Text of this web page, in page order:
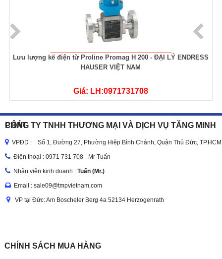
Lưu lượng kế điện từ Proline Promag H 200 - ĐẠI LÝ ENDRESS
HAUSER VIỆT NAM
Giá: LH:0971731708
CÔNG TY TNHH THƯƠNG MẠI VÀ DỊCH VỤ TĂNG MINH PHÁT
VPĐD : Số 1, Đường 27, Phường Hiệp Bình Chánh, Quận Thủ Đức, TP.HCM
Điện thoại : 0971 731 708 - Mr Tuấn
Nhân viên kinh doanh : Tuấn (Mr.)
Email : sale09@tmpvietnam.com
VP tại Đức: Am Boscheler Berg 4a 52134 Herzogenrath
CHÍNH SÁCH MUA HÀNG